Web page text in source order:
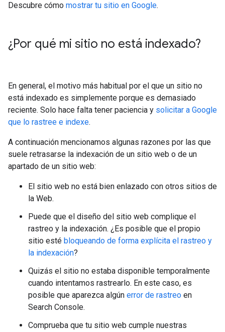
Descubre cómo mostrar tu sitio en Google.
¿Por qué mi sitio no está indexado?
En general, el motivo más habitual por el que un sitio no
está indexado es simplemente porque es demasiado
reciente. Solo hace falta tener paciencia y solicitar a Google
que lo rastree e indexe.
A continuación mencionamos algunas razones por las que
suele retrasarse la indexación de un sitio web o de un
apartado de un sitio web:
El sitio web no está bien enlazado con otros sitios de
la Web.
Puede que el diseño del sitio web complique el
rastreo y la indexación. ¿Es posible que el propio
sitio esté bloqueando de forma explícita el rastreo y
la indexación?
Quizás el sitio no estaba disponible temporalmente
cuando intentamos rastrearlo. En este caso, es
posible que aparezca algún error de rastreo en
Search Console.
Comprueba que tu sitio web cumple nuestras